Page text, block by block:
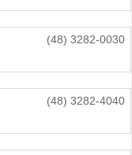
(48) 3282-0030
(48) 3282-4040